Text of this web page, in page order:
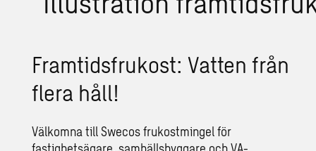
Framtidsfrukost: Vatten från
flera håll!
Välkomna till Swecos frukostmingel för